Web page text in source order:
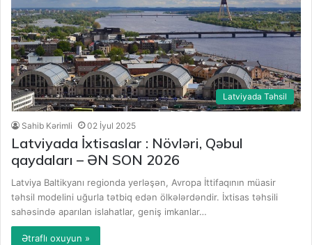
Latviyada Təhsil
Sahib Kərimli 02 İyul 2025
Latviyada İxtisaslar : Növləri, Qəbul
qaydaları – ƏN SON 2026
Latviya Baltikyanı regionda yerləşən, Avropa İttifaqının müasir
təhsil modelini uğurla tətbiq edən ölkələrdəndir. İxtisas təhsili
sahəsində aparılan islahatlar, geniş imkanlar…
Ətraflı oxuyun »